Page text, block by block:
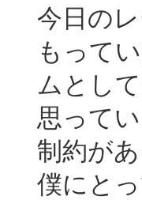
今日の
もって
ムとし
思ってい
制約が
僕にと